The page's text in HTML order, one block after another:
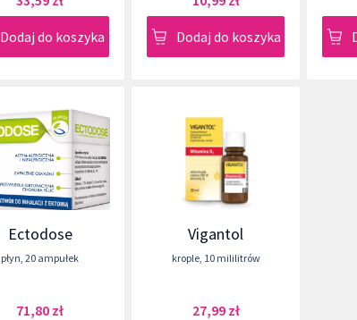
Dodaj do koszyka Dodaj do koszyka
Ectodose
płyn ,20 ampułek
71,80 zł
Vigantol
krople, 10 mililitrów
27,99 zł